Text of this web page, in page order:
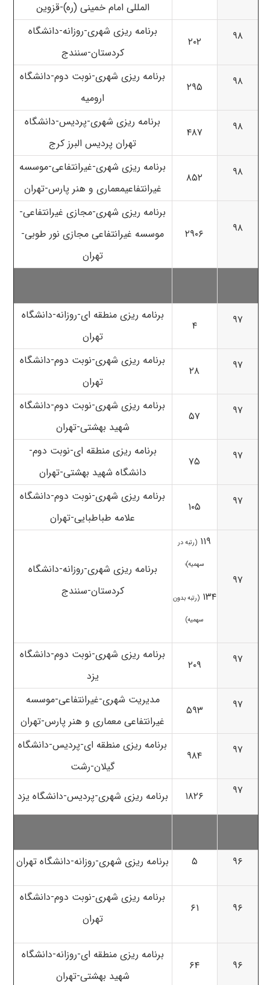
المللی امام خمینی (ره)-قزوین
۹۸
۲۰۲
برنامه ریزی شهری-روزانه-دانشگاه
کردستان-سنندج
۹۸
۲۹۵
برنامه ریزی شهری-نوبت دوم-دانشگاه
ارومیه
۹۸
۴۸۷
برنامه ریزی شهری-پردیس-دانشگاه
تهران پردیس البرز کرج
۹۸
۸۵۲
برنامه ریزی شهری-غیرانتفاعی-موسسه
غیرانتفاعیمعماری و هنر پارس-تهران
۹۸ ۲۹۰۶
برنامه ریزی شهری-مجازی غیرانتفاعی-
موسسه غیرانتفاعی مجازی نور طوبی-
تهران
۹۷ ۴
برنامه ریزی منطقه ای-روزانه-دانشگاه
تهران
۹۷
۲۸
برنامه ریزی شهری-نوبت دوم-دانشگاه
تهران
۹۷
۵۷
برنامه ریزی شهری-نوبت دوم-دانشگاه
شهید بهشتی-تهران
۹۷
۷۵
برنامه ریزی منطقه ای-نوبت دوم-
دانشگاه شهید بهشتی-تهران
۹۷
۱۰۵
برنامه ریزی شهری-نوبت دوم-دانشگاه
علامه طباطبایی-تهران
۹۷
۱۱۹ (رتبه در
سهمیه)؛
۱۳۴ (رتبه بدون
سهمیه)
برنامه ریزی شهری-روزانه-دانشگاه
کردستان-سنندج
۹۷ ۲۰۹
برنامه ریزی شهری-نوبت دوم-دانشگاه
یزد
۹۷
۵۹۳
مدیریت شهری-غیرانتفاعی-موسسه
غیرانتفاعی معماری و هنر پارس-تهران
۹۷
۹۸۴
برنامه ریزی منطقه ای-پردیس-دانشگاه
گیلان-رشت
۹۷
۱۸۲۶ برنامه ریزی شهری-پردیس-دانشگاه یزد
۹۶ ۵ برنامه ریزی شهری-روزانه-دانشگاه تهران
۹۶ ۶۱
برنامه ریزی شهری-نوبت دوم-دانشگاه
تهران
۹۶ ۶۴
برنامه ریزی منطقه ای-روزانه-دانشگاه
شهید بهشتی-تهران